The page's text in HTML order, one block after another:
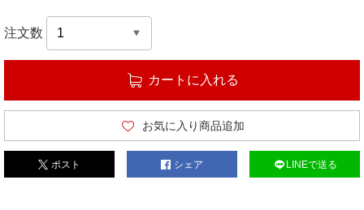
注文数
カートに入れる
お気に入り商品追加
ポスト シェア LINEで送る